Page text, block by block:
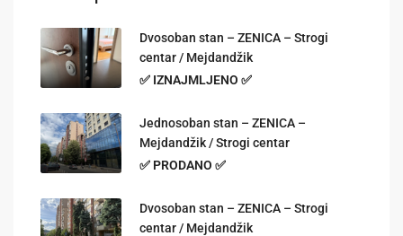
Dvosoban stan – ZENICA – Strogi
centar / Mejdandžik
✅ IZNAJMLJENO ✅
Jednosoban stan – ZENICA –
Mejdandžik / Strogi centar
✅ PRODANO ✅
Dvosoban stan – ZENICA – Strogi
centar / Mejdandžik